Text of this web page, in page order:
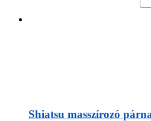
Shiatsu masszírozó